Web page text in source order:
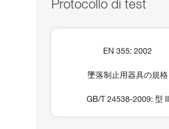
Protocollo di test
EN 355: 2002
墜落制止用器具の規格
GB/T 24538-2009: 型 II